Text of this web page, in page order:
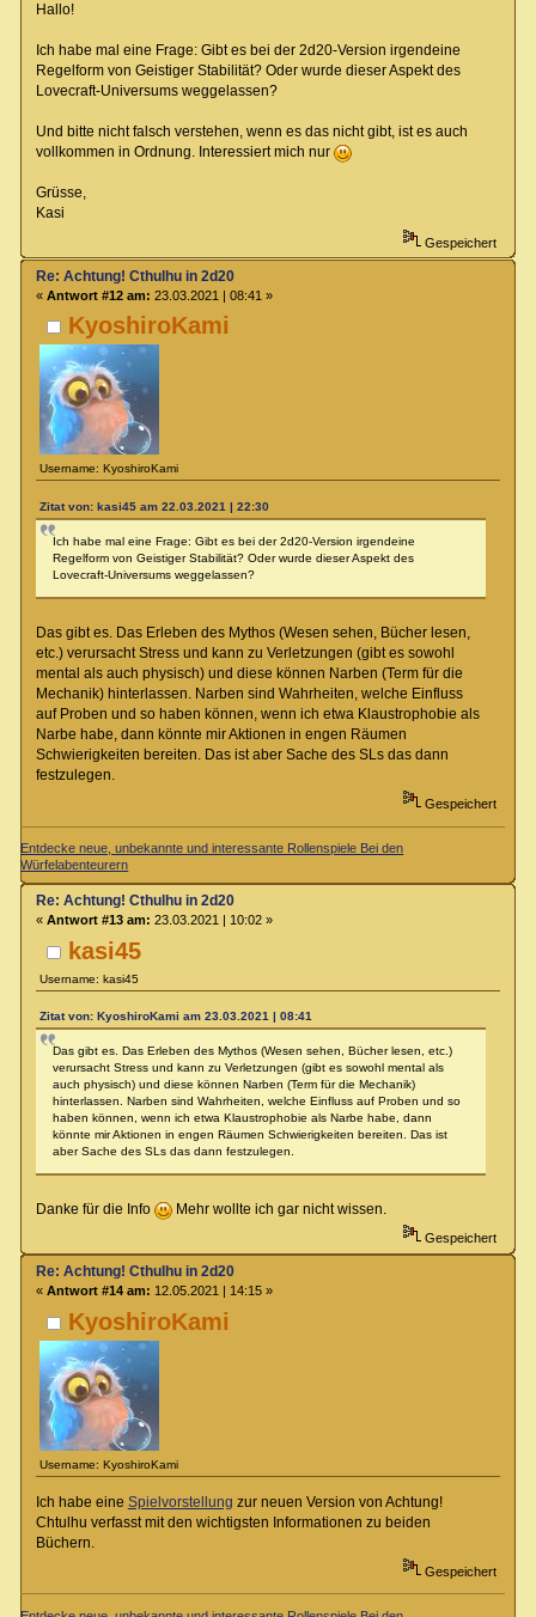
Hallo!
Ich habe mal eine Frage: Gibt es bei der 2d20-Version irgendeine
Regelform von Geistiger Stabilität? Oder wurde dieser Aspekt des
Lovecraft-Universums weggelassen?
Und bitte nicht falsch verstehen, wenn es das nicht gibt, ist es auch
vollkommen in Ordnung. Interessiert mich nur
Grüsse,
Kasi
Gespeichert
KyoshiroKami
Username: KyoshiroKami
Re: Achtung! Cthulhu in 2d20
« Antwort #12 am: 23.03.2021 | 08:41 »
Zitat von: kasi45 am 22.03.2021 | 22:30
Ich habe mal eine Frage: Gibt es bei der 2d20-Version irgendeine
Regelform von Geistiger Stabilität? Oder wurde dieser Aspekt des
Lovecraft-Universums weggelassen?
Das gibt es. Das Erleben des Mythos (Wesen sehen, Bücher lesen,
etc.) verursacht Stress und kann zu Verletzungen (gibt es sowohl
mental als auch physisch) und diese können Narben (Term für die
Mechanik) hinterlassen. Narben sind Wahrheiten, welche Einfluss
auf Proben und so haben können, wenn ich etwa Klaustrophobie als
Narbe habe, dann könnte mir Aktionen in engen Räumen
Schwierigkeiten bereiten. Das ist aber Sache des SLs das dann
festzulegen.
Gespeichert
Entdecke neue, unbekannte und interessante Rollenspiele Bei den
Würfelabenteurern
kasi45
Username: kasi45
Re: Achtung! Cthulhu in 2d20
« Antwort #13 am: 23.03.2021 | 10:02 »
Zitat von: KyoshiroKami am 23.03.2021 | 08:41
Das gibt es. Das Erleben des Mythos (Wesen sehen, Bücher lesen, etc.)
verursacht Stress und kann zu Verletzungen (gibt es sowohl mental als
auch physisch) und diese können Narben (Term für die Mechanik)
hinterlassen. Narben sind Wahrheiten, welche Einfluss auf Proben und so
haben können, wenn ich etwa Klaustrophobie als Narbe habe, dann
könnte mir Aktionen in engen Räumen Schwierigkeiten bereiten. Das ist
aber Sache des SLs das dann festzulegen.
Danke für die Info Mehr wollte ich gar nicht wissen.
Gespeichert
KyoshiroKami
Username: KyoshiroKami
Re: Achtung! Cthulhu in 2d20
« Antwort #14 am: 12.05.2021 | 14:15 »
Ich habe eine Spielvorstellung zur neuen Version von Achtung!
Chtulhu verfasst mit den wichtigsten Informationen zu beiden
Büchern.
Gespeichert